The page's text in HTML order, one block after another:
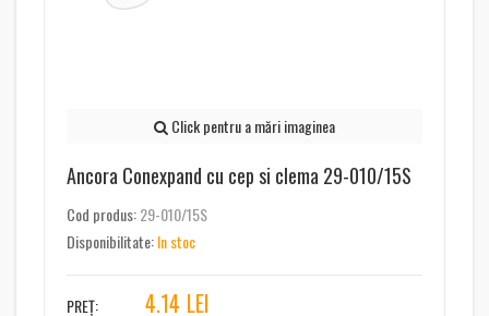
Click pentru a mări imaginea
Ancora Conexpand cu cep si clema 29-010/15S
Cod produs:29-010/15S
Disponibilitate:In stoc
PREȚ: 4.14 LEI